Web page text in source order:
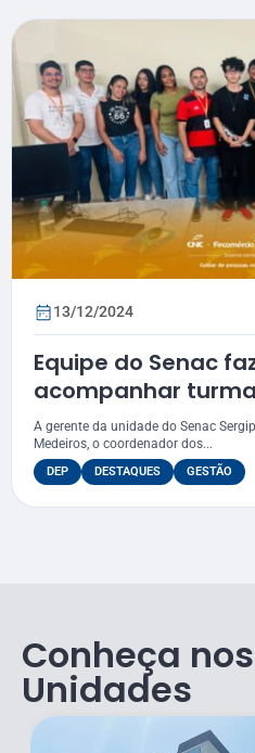
13/12/2024
Equipe do Senac
acompanhar
ofertado em Simão
A gerente da unidade do Senac
Medeiros, o coordenador dos...
DEP DESTAQUES GESTÃO
Conheça
Unidades